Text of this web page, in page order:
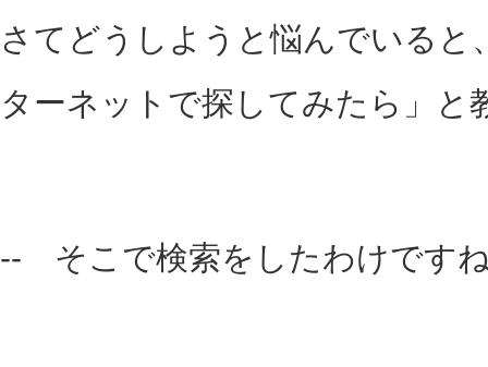
さてどうしようと悩んでいると
ターネットで探してみたら」と
-- そこで検索をしたわけです